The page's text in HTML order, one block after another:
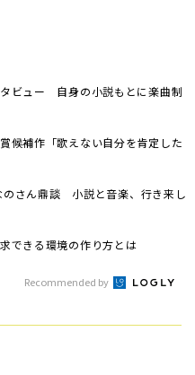
ビュー 自身の小説もとに楽曲制
候補作「歌えない自分を肯定した
さん鼎談 小説と音楽、行き来し
できる環境の作り方とは
Recommended by